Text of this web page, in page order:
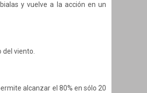
y vuelve a la acción en un
del viento.
alcanzar el 80% en sólo 20